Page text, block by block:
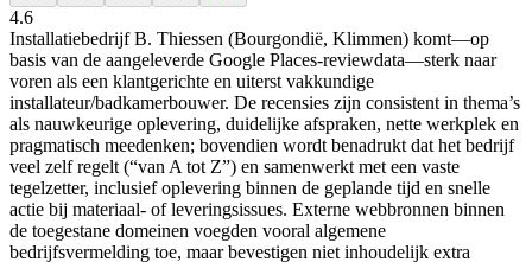
4.6
Installatiebedrijf B. Thiessen (Bourgondië, Klimmen) komt—op
basis van de aangeleverde Google Places-reviewdata—sterk naar
voren als een klantgerichte en uiterst vakkundige
installateur/badkamerbouwer. De recensies zijn consistent in thema’s
als nauwkeurige oplevering, duidelijke afspraken, nette werkplek en
pragmatisch meedenken; bovendien wordt benadrukt dat het bedrijf
veel zelf regelt (“van A tot Z”) en samenwerkt met een vaste
tegelzetter, inclusief oplevering binnen de geplande tijd en snelle
actie bij materiaal- of leveringsissues. Externe webbronnen binnen
de toegestane domeinen voegden vooral algemene
bedrijfsvermelding toe, maar bevestigen niet inhoudelijk extra